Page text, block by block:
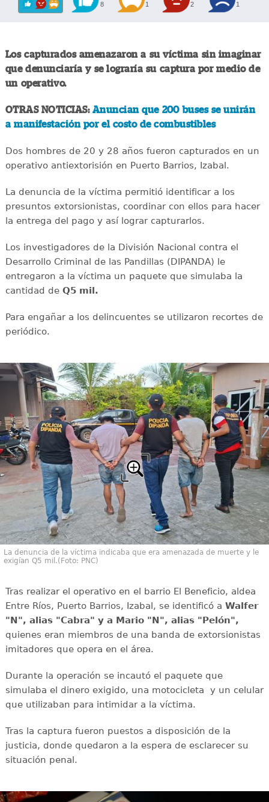
8 1 2 1
Los capturados amenazaron a su víctima sin imaginar
que denunciaría y se lograría su captura por medio de
un operativo.
OTRAS NOTICIAS: Anuncian que 200 buses se unirán
a manifestación por el costo de combustibles
Dos hombres de 20 y 28 años fueron capturados en un
operativo antiextorisión en Puerto Barrios, Izabal.
La denuncia de la víctima permitió identificar a los
presuntos extorsionistas, coordinar con ellos para hacer
la entrega del pago y así lograr capturarlos.
Los investigadores de la División Nacional contra el
Desarrollo Criminal de las Pandillas (DIPANDA) le
entregaron a la víctima un paquete que simulaba la
cantidad deQ5 mil.
Para engañar a los delincuentes se utilizaron recortes de
periódico.
La denuncia de la víctima indicaba que era amenazada de muerte y le
exigían Q5 mil.(Foto: PNC)
Tras realizar el operativo en el barrio El Beneficio, aldea
Entre Ríos, Puerto Barrios, Izabal, se identificó a Walfer
"N", alias "Cabra" y a Mario "N", alias "Pelón",
quienes eran miembros de una banda de extorsionistas
imitadores que opera en el área.
Durante la operación se incautó el paquete que
simulaba el dinero exigido, una motocicleta y un celular
que utilizaban para intimidar a la víctima.
Tras la captura fueron puestos a disposición de la
justicia, donde quedaron a la espera de esclarecer su
situación penal.